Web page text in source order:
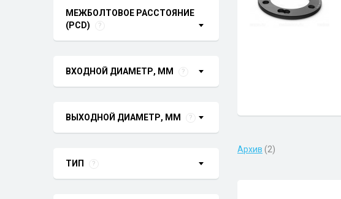
МЕЖБОЛТОВОЕ РАССТОЯНИЕ
(PCD)
?
ВХОДНОЙ ДИАМЕТР, ММ ?
ВЫХОДНОЙ ДИАМЕТР, ММ ?
ТИП ?
Архив (2)